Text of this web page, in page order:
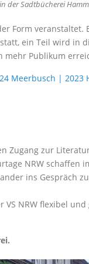
der Sadtbücherei
Form
ein Teil wird in
mehr Publikum
Meerbusch |
Zugang zur
NRW schaffen
ins Gespräch
NRW flexibel